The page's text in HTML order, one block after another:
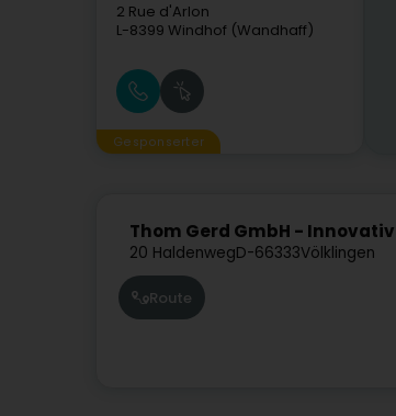
2 Rue d'Arlon
L-8399 Windhof (Wandhaff)
Gesponserter
Thom Gerd GmbH -
20 HaldenwegD-66333Völklingen
Route